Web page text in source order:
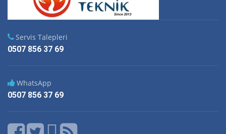
Servis Talepleri
0507 856 37 69
WhatsApp
0507 856 37 69